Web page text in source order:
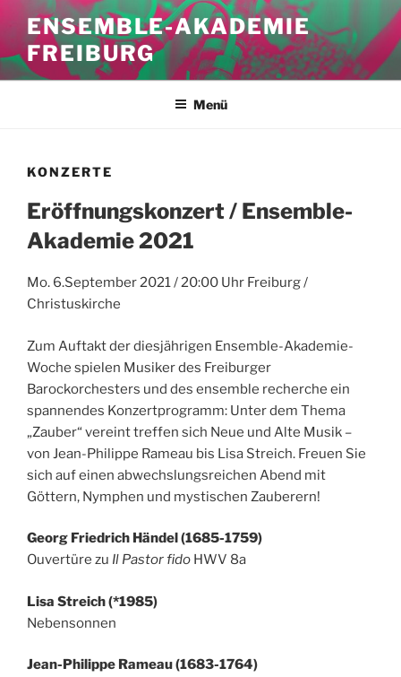
Inhalt
springen
ENSEMBLE-AKADEMIE
FREIBURG
Menü
KONZERTE
Eröffnungskonzert / Ensemble-
Akademie 2021
Mo. 6.September 2021 / 20:00 Uhr Freiburg /
Christuskirche
Zum Auftakt der diesjährigen Ensemble-Akademie-
Woche spielen Musiker des Freiburger
Barockorchesters und des ensemble recherche ein
spannendes Konzertprogramm: Unter dem Thema
„Zauber“ vereint treffen sich Neue und Alte Musik –
von Jean-Philippe Rameau bis Lisa Streich. Freuen Sie
sich auf einen abwechslungsreichen Abend mit
Göttern, Nymphen und mystischen Zauberern!
Georg Friedrich Händel (1685-1759)
Ouvertüre zu Il Pastor fido HWV 8a
Lisa Streich (*1985)
Nebensonnen
Jean-Philippe Rameau (1683-1764)